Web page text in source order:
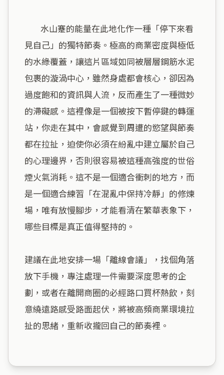
見自己」的獨特節奏。極高的商業密度與極低
的水綠覆蓋，讓這片區域如同被層層鋼筋水泥
包裹的漩渦中心，雖然身處都會核心，卻因為
過度飽和的資訊與人流，反而產生了一種微妙
的滯礙感。這裡像是一個被按下暫停鍵的轉運
站，你走在其中，會感覺到周遭的慾望與節奏
都在拉扯，迫使你必須在紛亂中建立屬於自己
的心理邊界，否則很容易被這種高強度的世俗
煙火氣消耗。這不是一個適合衝刺的地方，而
是一個適合練習「在混亂中保持冷靜」的修煉
場，唯有放慢腳步，才能看清在繁華表象下，
哪些目標是真正值得堅持的。
建議在此地安排一場「離線會議」，找個角落
放下手機，專注處理一件需要深度思考的企
劃，或者在離開商圈的必經路口買杯熱飲，刻
意繞遠路感受路面起伏，將被高頻商業環境拉
扯的思緒，重新收攏回自己的節奏裡。